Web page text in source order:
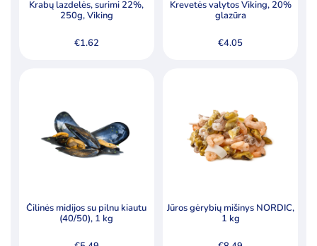
Ledo kubeliai kokteiliams
Šaldyti pusgaminiai, užkandžiai
Šaldytos bulvės ir jų produktai
Krabų lazdelės
Krabų lazdelės, surimi 22%,
250g, Viking
€1.62
Krevetės valytos Viking, 20%
glazūra
€4.05
Čilinės midijos su pilnu kiautu
(40/50), 1 kg
Jūros gėrybių mišinys NORDIC,
1 kg